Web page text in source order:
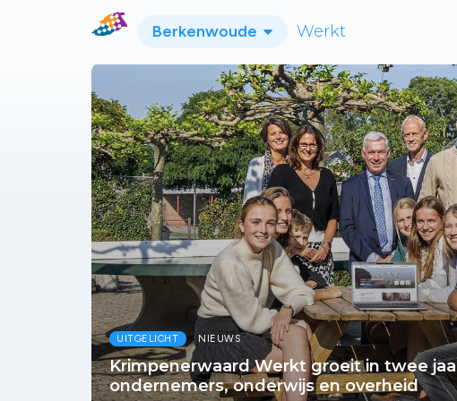
Berkenwoude Werkt
UITGELICHT NIEUWS
Krimpenerwaard Werkt groeit in twee
ondernemers, onderwijs en overheid